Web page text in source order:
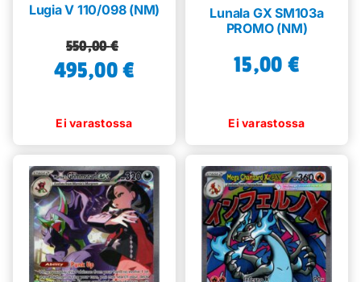
Lugia V 110/098 (NM)
550,00€
Alkuperäinen
hinta
495,00€
Nykyinen
hinta
Lunala GX SM103a
PROMO (NM)
15,00 €